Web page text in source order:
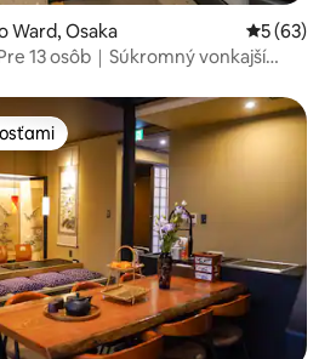
Ward, Osaka
5 (63)
13 osôb｜Súkromný vonkajší
hosťami